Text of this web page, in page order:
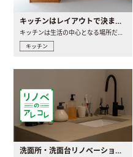
キッチンはレイアウトで決まる。後悔しないための考え方と選び方
キッチン
洗面所・洗面台リノベーションの事例と間取りアイデア